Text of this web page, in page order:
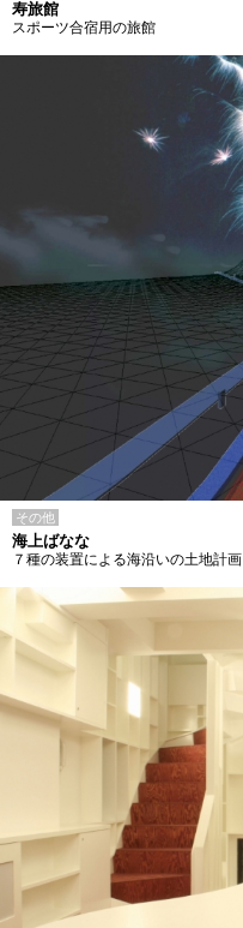
寿旅館
スポーツ合宿用の旅館
その他
海上ばなな
７種の装置による海沿いの土地計画